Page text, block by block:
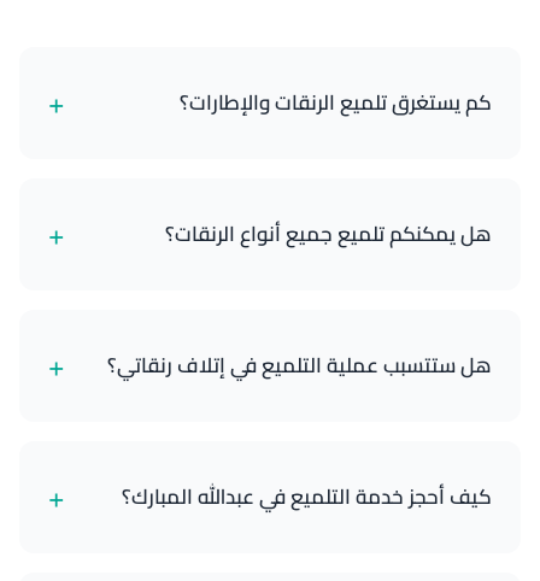
كم يستغرق تلميع الرنقات والإطارات؟ +
هل يمكنكم تلميع جميع أنواع الرنقات؟ +
لكل مادة.
هل ستتسبب عملية التلميع في إتلاف رنقاتي؟ +
كيف أحجز خدمة التلميع في عبدالله المبارك؟ +